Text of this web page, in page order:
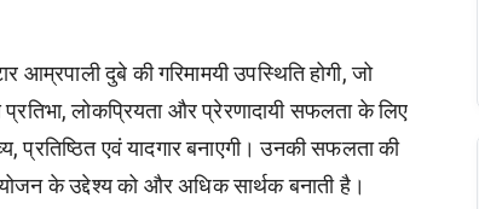
आम्रपाली दुबे की गरिमामयी उपस्थिति होगी,जो
प्रतिभा,लोकप्रियता और प्रेरणादायी सफलता के लिए
,प्रतिष्ठित एवं यादगार बनाएगी। उनकी सफलता की
के उद्देश्य को और अधिक सार्थक बनाती है।